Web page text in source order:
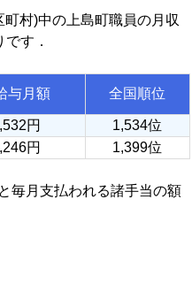
村)中の上島町職員の月収
す．
与月額 全国順位
円
1,534位
円 1,399位
毎月支払われる諸手当の額